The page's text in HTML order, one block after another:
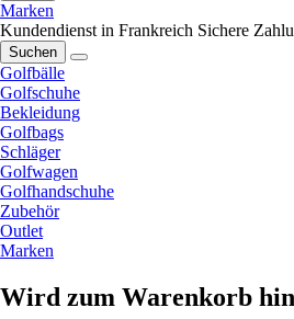
Marken
Kundendienst in Frankreich Sichere
Suchen
Golfbälle
Golfschuhe
Bekleidung
Golfbags
Schläger
Golfwagen
Golfhandschuhe
Zubehör
Outlet
Marken
Wird zum Warenkorb